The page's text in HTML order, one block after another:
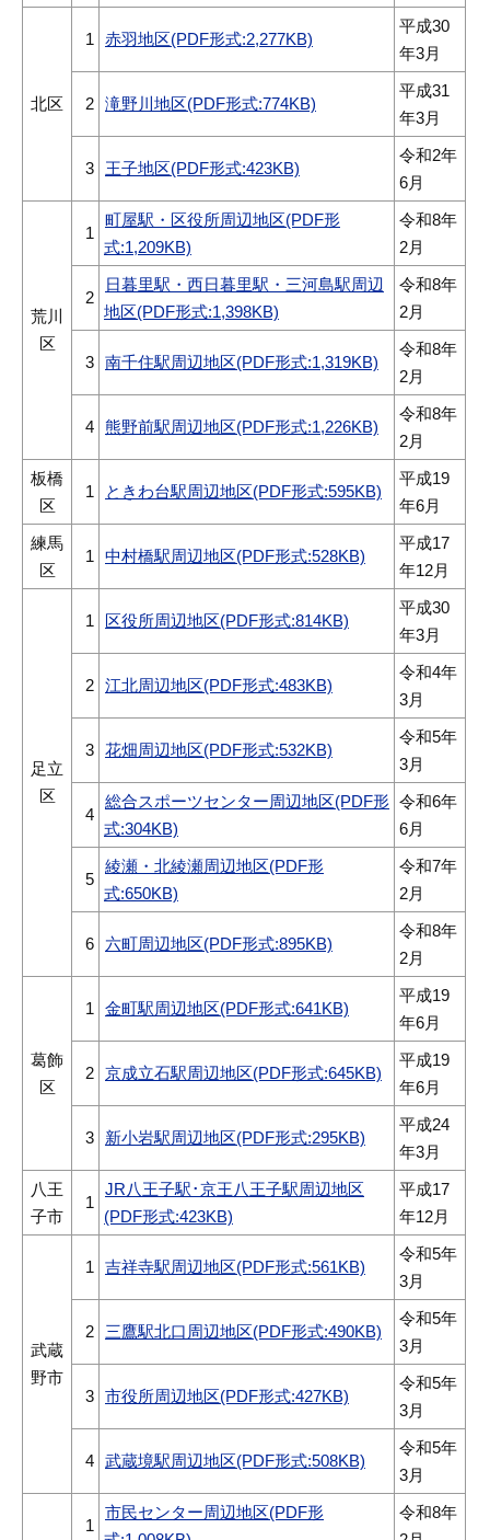
北区
1 赤羽地区(PDF形式:2,277KB)
平成30
年3月
2 滝野川地区(PDF形式:774KB)
平成31
年3月
3 王子地区(PDF形式:423KB)
令和2年
6月
荒川
区
1
町屋駅・区役所周辺地区(PDF形
式:1,209KB)
令和8年
2月
2
日暮里駅・西日暮里駅・三河島駅周辺
地区(PDF形式:1,398KB)
令和8年
2月
3 南千住駅周辺地区(PDF形式:1,319KB)
令和8年
2月
4 熊野前駅周辺地区(PDF形式:1,226KB)
令和8年
2月
板橋
区
1 ときわ台駅周辺地区(PDF形式:595KB)
平成19
年6月
練馬
区
1 中村橋駅周辺地区(PDF形式:528KB)
平成17
年12月
足立
区
1 区役所周辺地区(PDF形式:814KB)
平成30
年3月
2 江北周辺地区(PDF形式:483KB)
令和4年
3月
3 花畑周辺地区(PDF形式:532KB)
令和5年
3月
4
総合スポーツセンター周辺地区(PDF形
式:304KB)
令和6年
6月
5
綾瀬・北綾瀬周辺地区(PDF形
式:650KB)
令和7年
2月
6 六町周辺地区(PDF形式:895KB)
令和8年
2月
葛飾
区
1 金町駅周辺地区(PDF形式:641KB)
平成19
年6月
2 京成立石駅周辺地区(PDF形式:645KB)
平成19
年6月
3 新小岩駅周辺地区(PDF形式:295KB)
平成24
年3月
八王
子市
1
JR八王子駅･京王八王子駅周辺地区
(PDF形式:423KB)
平成17
年12月
武蔵
野市
1 吉祥寺駅周辺地区(PDF形式:561KB)
令和5年
3月
2 三鷹駅北口周辺地区(PDF形式:490KB)
令和5年
3月
3 市役所周辺地区(PDF形式:427KB)
令和5年
3月
4 武蔵境駅周辺地区(PDF形式:508KB)
令和5年
3月
1
市民センター周辺地区(PDF形
令和8年